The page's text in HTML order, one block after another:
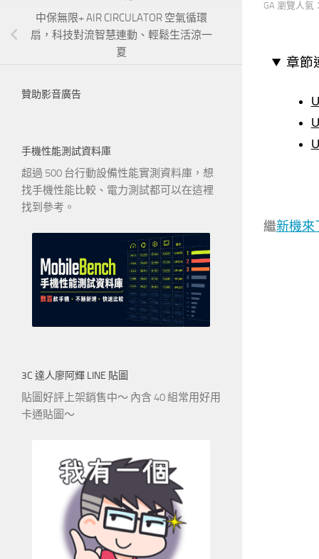
GA 瀏覽人氣
章節
繼新機來
中保無限+ AIR CIRCULATOR 空氣循環
扇，科技對流智慧連動、輕鬆生活涼一
夏
贊助影音廣告
手機性能測試資料庫
超過 500 台行動設備性能實測資料庫，想
找手機性能比較、電力測試都可以在這裡
找到參考。
3C 達人廖阿輝 LINE 貼圖
貼圖好評上架銷售中～ 內含 40 組常用好用
卡通貼圖～